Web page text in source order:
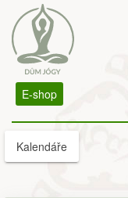
E-shop
Kalendáře